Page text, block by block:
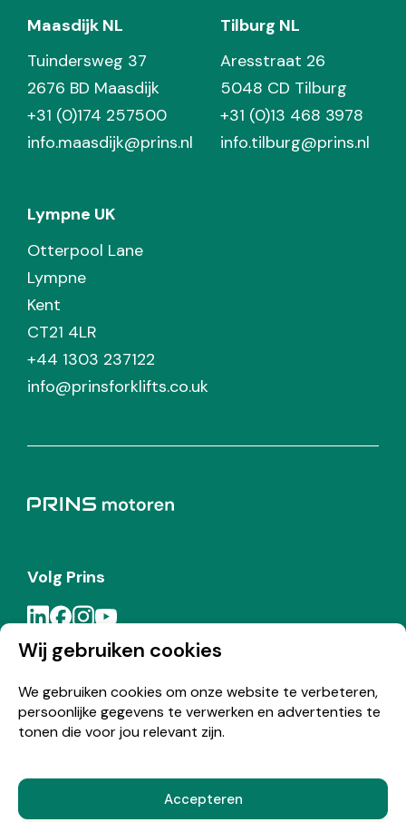
Wij gebruiken cookies
We gebruiken cookies om onze website te verbeteren,
persoonlijke gegevens te verwerken en advertenties te
tonen die voor jou relevant zijn.
Accepteren
Maasdijk NL
Tuindersweg 37
2676 BD Maasdijk
+31 (0)174 257500
info.maasdijk@prins.nl
Tilburg NL
Aresstraat 26
5048 CD Tilburg
+31 (0)13 468 3978
info.tilburg@prins.nl
Lympne UK
Otterpool Lane
Lympne
Kent
CT21 4LR
+44 1303 237122
info@prinsforklifts.co.uk
Volg Prins
Meld je aan voor de Prins nieuwsbrief
© Copyright 2026 Prins